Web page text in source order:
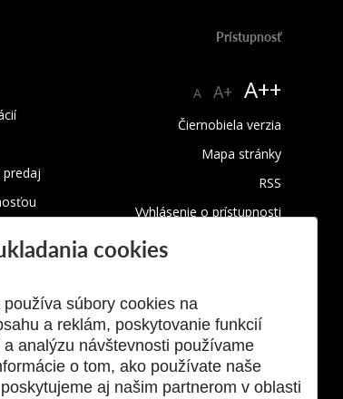
Prístupnosť
A A+ A++
Čiernobiela verzia
Mapa stránky
RSS
Vyhlásenie o prístupnosti
Využívanie cookies
cookies
súbory cookies na
a reklám, poskytovanie funkcií
analýzu návštevnosti používame
o tom, ako používate naše
aj našim partnerom v oblasti